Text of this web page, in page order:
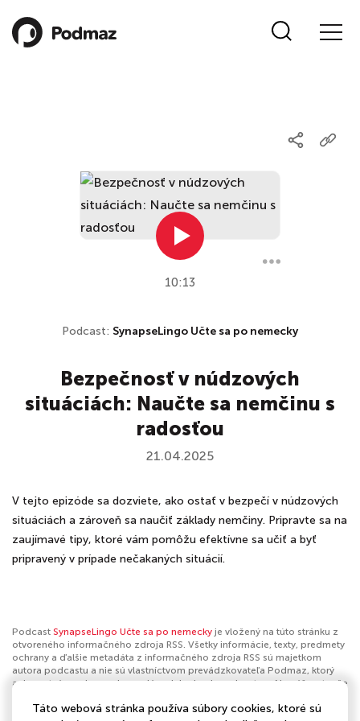
10:13
Podcast: SynapseLingo Učte sa po nemecky
Bezpečnosť v núdzových
situáciách: Naučte sa nemčinu s
radosťou
21.04.2025
V tejto epizóde sa dozviete, ako ostať v bezpečí v núdzových
situáciách a zároveň sa naučiť základy nemčiny. Pripravte sa na
zaujímavé tipy, ktoré vám pomôžu efektívne sa učiť a byť
pripravený v prípade nečakaných situácií.
Podcast SynapseLingo Učte sa po nemecky je vložený na túto stránku z
otvoreného informačného zdroja RSS. Všetky informácie, texty, predmety
ochrany a ďalšie metadáta z informačného zdroja RSS sú majetkom
autora podcastu a nie sú vlastníctvom prevádzkovateľa Podmaz, ktorý
ani nevytvára ani nezodpovedá za ich obsah podcastov. Ak máš za to, že
nahlásiť obsah. Ak je toto tvoj podcast a chceš získať kontrolu nad týmto
Táto webová stránka používa súbory cookies, ktoré sú